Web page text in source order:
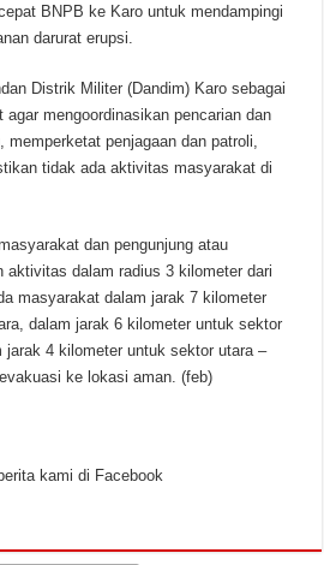
BNPB ke Karo untuk mendampingi
darurat erupsi.
Distrik Militer (Dandim) Karo sebagai
agar mengoordinasikan pencarian dan
memperketat penjagaan dan patroli,
tidak ada aktivitas masyarakat di
dan pengunjung atau
aktivitas dalam radius 3 kilometer dari
masyarakat dalam jarak 7 kilometer
dalam jarak 6 kilometer untuk sektor
jarak 4 kilometer untuk sektor utara –
ke lokasi aman. (feb)
kami di Facebook